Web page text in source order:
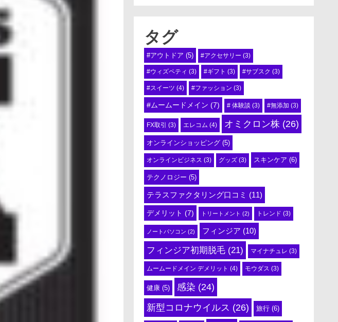
タグ
#アウトドア (5) #アクセサリー (3)
#ウィズペティ (3) #ギフト (3) #サブスク (3)
#スイーツ (4) #ファッション (3)
#ムームードメイン (7) # 体験談 (3) #無添加 (3)
FX取引 (3) エレコム (4) オミクロン株 (26)
オンラインショッピング (5)
オンラインビジネス (3) グッズ (3) スキンケア (6)
テクノロジー (5)
テラスファクタリング口コミ (11)
デメリット (7) トリートメント (2) トレンド (3)
ノートパソコン (2) フィンジア (10)
フィンジア初期脱毛 (21) マイナチュレ (3)
ムームードメイン デメリット (4) モウダス (3)
健康 (5) 感染 (24)
新型コロナウイルス (26) 旅行 (6)